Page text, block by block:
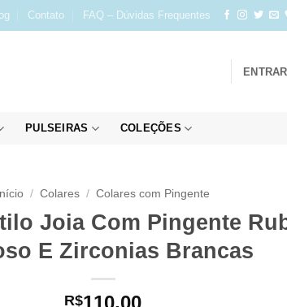
Contato FAQ – Dúvidas Frequentes
ENTRAR
PULSEIRAS COLEÇÕES
Início / Colares / Colares com Pingente
Joia Com Pingente
E Zirconias Brancas
R$110,00